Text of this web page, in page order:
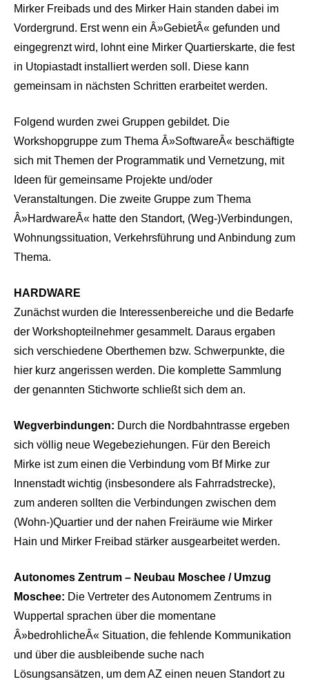
Mirker Freibads und des Mirker Hain standen dabei im
Vordergrund. Erst wenn ein Â»GebietÂ« gefunden und
eingegrenzt wird, lohnt eine Mirker Quartierskarte, die fest
in Utopiastadt installiert werden soll. Diese kann
gemeinsam in nächsten Schritten erarbeitet werden.
Folgend wurden zwei Gruppen gebildet. Die
Workshopgruppe zum Thema Â»SoftwareÂ« beschäftigte
sich mit Themen der Programmatik und Vernetzung, mit
Ideen für gemeinsame Projekte und/oder
Veranstaltungen. Die zweite Gruppe zum Thema
Â»HardwareÂ« hatte den Standort, (Weg-)Verbindungen,
Wohnungssituation, Verkehrsführung und Anbindung zum
Thema.
HARDWARE
Zunächst wurden die Interessenbereiche und die Bedarfe
der Workshopteilnehmer gesammelt. Daraus ergaben
sich verschiedene Oberthemen bzw. Schwerpunkte, die
hier kurz angerissen werden. Die komplette Sammlung
der genannten Stichworte schließt sich dem an.
Wegverbindungen: Durch die Nordbahntrasse ergeben
sich völlig neue Wegebeziehungen. Für den Bereich
Mirke ist zum einen die Verbindung vom Bf Mirke zur
Innenstadt wichtig (insbesondere als Fahrradstrecke),
zum anderen sollten die Verbindungen zwischen dem
(Wohn-)Quartier und der nahen Freiräume wie Mirker
Hain und Mirker Freibad stärker ausgearbeitet werden.
Autonomes Zentrum – Neubau Moschee / Umzug
Moschee: Die Vertreter des Autonomem Zentrums in
Wuppertal sprachen über die momentane
Â»bedrohlicheÂ« Situation, die fehlende Kommunikation
und über die ausbleibende suche nach
Lösungsansätzen, um dem AZ einen neuen Standort zu